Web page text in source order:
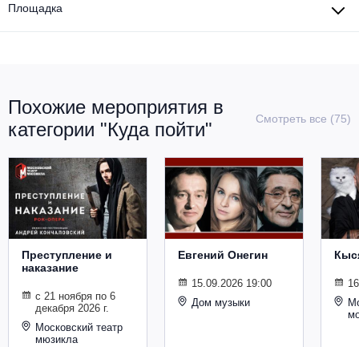
Площадка
Похожие мероприятия в
категории "Куда пойти"
Смотреть все (75)
Преступление и
наказание
с 21 ноября по 6
декабря 2026 г.
Московский театр
мюзикла
Евгений Онегин
15.09.2026 19:00
Дом музыки